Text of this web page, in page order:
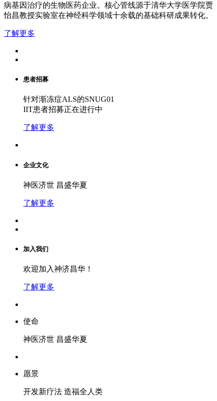
病基因治疗的生物医药企业。核心管线源于清华大学医学院贾
怡昌教授实验室在神经科学领域十余载的基础科研成果转化。
了解更多
患者招募
针对渐冻症ALS的SNUG01
IIT患者招募正在进行中
了解更多
企业文化
神医济世 昌盛华夏
了解更多
加入我们
欢迎加入神济昌华！
了解更多
使命
神医济世 昌盛华夏
愿景
开发新疗法 造福全人类